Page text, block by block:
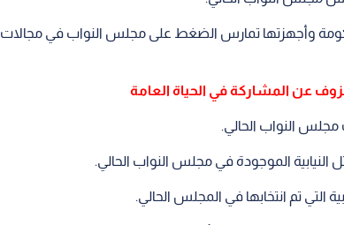
(67%) يعتقدون أن الحكومة وأجهزتها تمارس الضغط على مجلس النواب في مجالات
عن المشاركة في الحياة العامة